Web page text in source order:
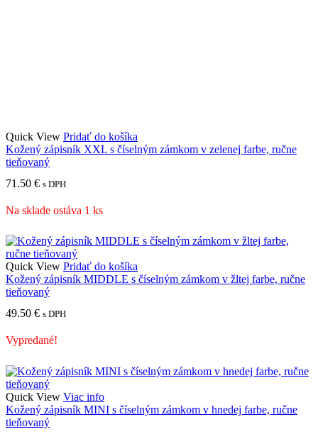
Quick View Pridať do košíka
Kožený zápisník XXL s číselným zámkom v zelenej farbe, ručne
tieňovaný
71.50 € s DPH
Na sklade ostáva 1 ks
Quick View Pridať do košíka
Kožený zápisník MIDDLE s číselným zámkom v žltej farbe, ručne
tieňovaný
49.50 € s DPH
Vypredané!
Quick View Viac info
Kožený zápisník MINI s číselným zámkom v hnedej farbe, ručne
tieňovaný